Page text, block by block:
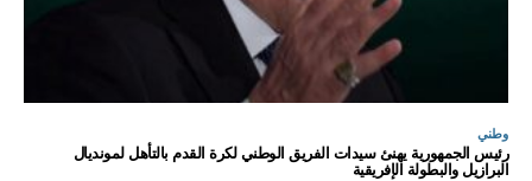
وطني
رئيس الجمهورية يهنئ سيدات الفريق الوطني لكرة القدم بالتأهل لمونديال
البرازيل والبطولة الإفريقية